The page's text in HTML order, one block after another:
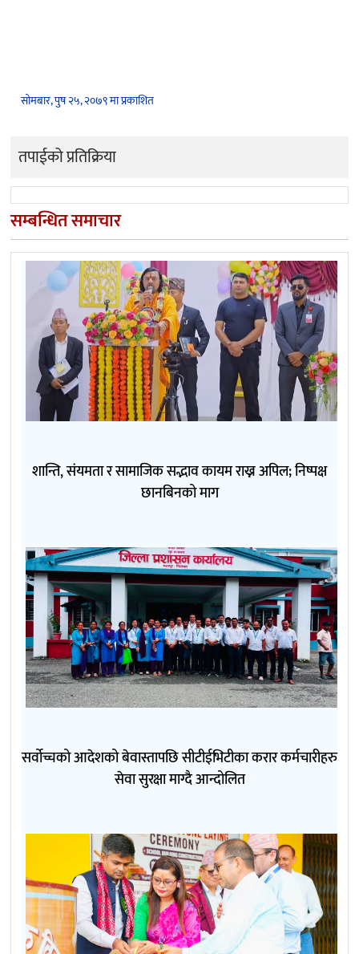
सोमबार, पुष २५, २०७९ मा प्रकाशित
तपाईको प्रतिक्रिया
सम्बन्धित समाचार
शान्ति, संयमता र सामाजिक सद्भाव कायम राख्न अपिल; निष्पक्ष
छानबिनको माग
सर्वोच्चको आदेशको बेवास्तापछि सीटीईभिटीका करार कर्मचारीहरु
सेवा सुरक्षा माग्दै आन्दोलित